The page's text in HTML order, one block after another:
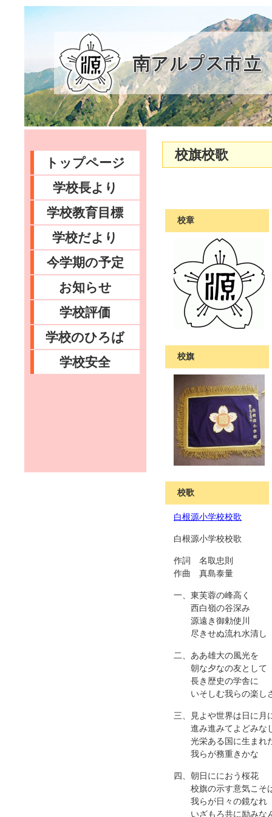
トップページ
学校長より
学校教育目標
学校だより
今学期の予定
お知らせ
学校評価
学校のひろば
学校安全
校旗校歌
校章
校旗
校歌
白根源小学校校歌
白根源小学校校歌
作詞 名取忠則
作曲 真島泰量
一、東芙蓉の峰高く
西白嶺の谷深み
源遠き御勅使川
尽きせぬ流れ水清し
二、ああ雄大の風光を
朝な夕なの友として
長き歴史の学舎に
いそしむ我らの楽し
三、見よや世界は日に月
進み進みてよどみな
光栄ある国に生まれ
我らが務重きかな
四、朝日ににおう桜花
校旗の示す意気こそ
我らが日々の鏡なれ
いざもろ共に励みな